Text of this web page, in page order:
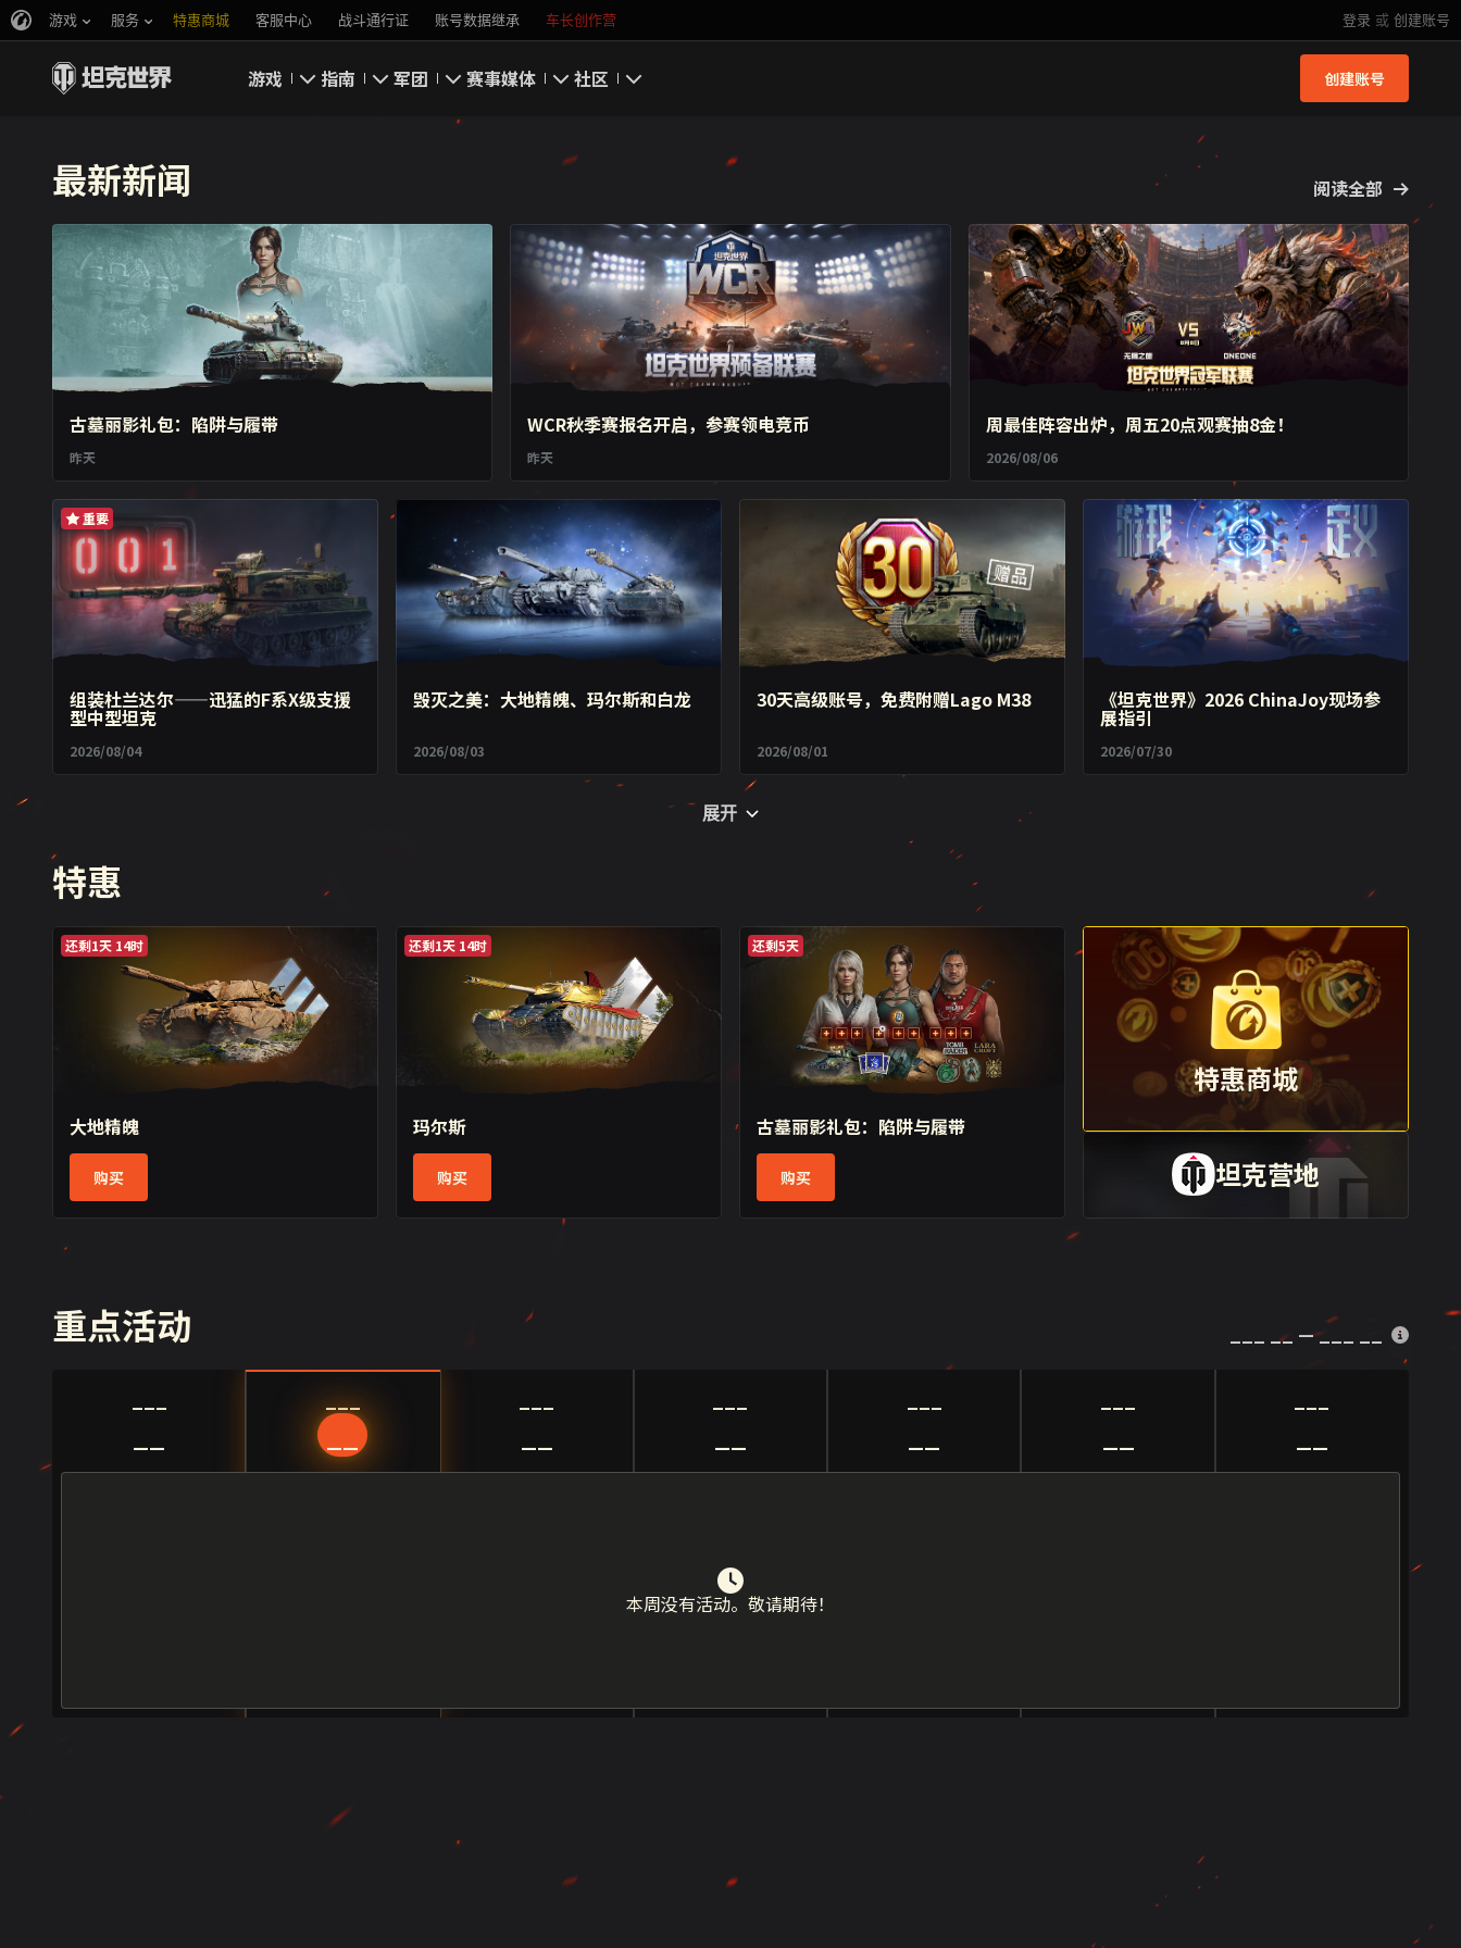
登录 或 创建账号
游戏 服务 特惠商城 客服中心 战斗通行证 账号数据继承 车长创作营
游戏
坦克百科
评级
指南
完整指南
经济系统
游戏规则
军团 赛事媒体
游戏音乐
你好，吾久
万圣节
《以战止战》
社区
官方自媒体
创建账号
最新新闻 阅读全部
古墓丽影礼包：陷阱与履带
昨天
WCR秋季赛报名开启，参赛领电竞币
昨天
周最佳阵容出炉，周五20点观赛抽8金！
2026/08/06
重要
组装杜兰达尔——迅猛的F系X级支援
型中型坦克
2026/08/04
毁灭之美：大地精魄、玛尔斯和白龙
2026/08/03
30天高级账号，免费附赠Lago M38
2026/08/01
《坦克世界》2026 ChinaJoy现场参
展指引
2026/07/30
坦克已就位，CJ见真章！
2026/07/30
入手专属特惠，投身《忍者神龟》的
2026/07/29
投身星火燎原：北境，抵御入侵！
2026/07/27
夏日狂欢：新特惠、每日奖励及更
多！
2026/07/24
展开
特惠
还剩1天 14时
大地精魄
购买
还剩1天 14时
玛尔斯
购买
还剩5天
古墓丽影礼包：陷阱与履带
购买
特惠商城
坦克营地
重点活动 ___ __ — ___ __
本周没有活动。敬请期待！
___